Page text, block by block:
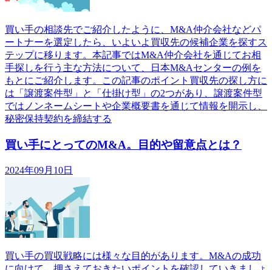
買い手の相談先でご紹介したように、M&A仲介会社などパ
ートナーを選定したら、いよいよ買収先の候補企業を探すス
テップに移ります。本記事ではM&A仲介会社を通じてお相
手探しを行う主な方法について、日本M&Aセンターの例を
もとにご紹介します。この記事のポイント買収先の探し方に
は「譲渡案件型」と「仕掛け型」の2つがあり、譲渡案件型
ではノンネームシートや企業概要書を通じて情報を開示し、
秘密保持契約を締結する
買い手にとってのM&A。目的や留意点とは？
2024年09月10日
買い手の買収戦略には様々な目的があります。M&Aの成功